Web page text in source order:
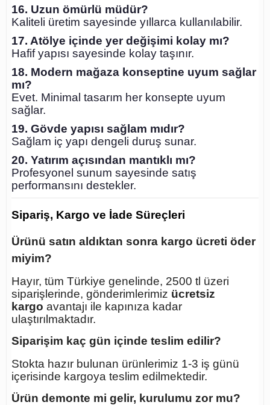
16. Uzun ömürlü müdür?
Kaliteli üretim sayesinde yıllarca kullanılabilir.
17. Atölye içinde yer değişimi kolay mı?
Hafif yapısı sayesinde kolay taşınır.
18. Modern mağaza konseptine uyum sağlar
mı?
Evet. Minimal tasarım her konsepte uyum
sağlar.
19. Gövde yapısı sağlam mıdır?
Sağlam iç yapı dengeli duruş sunar.
20. Yatırım açısından mantıklı mı?
Profesyonel sunum sayesinde satış
performansını destekler.
Sipariş, Kargo ve İade Süreçleri
Ürünü satın aldıktan sonra kargo ücreti öder
miyim?
Hayır, tüm Türkiye genelinde, 2500 tl üzeri
siparişlerinde, gönderimlerimiz ücretsiz
kargo avantajı ile kapınıza kadar
ulaştırılmaktadır.
Siparişim kaç gün içinde teslim edilir?
Stokta hazır bulunan ürünlerimiz 1-3 iş günü
içerisinde kargoya teslim edilmektedir.
Ürün demonte mi gelir, kurulumu zor mu?